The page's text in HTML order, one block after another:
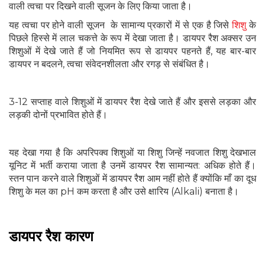
वाली त्वचा पर दिखने वाली सूजन के लिए किया जाता है।
यह त्वचा पर होने वाली सूजन के सामान्य प्रकारों में से एक है जिसेशिशुके
पिछले हिस्से में लाल चकत्ते के रूप में देखा जाता है। डायपर रैश अक्सर उन
शिशुओं में देखे जाते हैं जो नियमित रूप से डायपर पहनते हैं, यह बार-बार
डायपर न बदलने, त्वचा संवेदनशीलता और रगड़ से संबंधित है।
3-12 सप्ताह वाले शिशुओं में डायपर रैश देखे जाते हैं और इससे लड़का और
लड़की दोनों प्रभावित होते हैं।
यह देखा गया है कि अपरिपक्व शिशुओं या शिशु जिन्हें नवजात शिशु देखभाल
यूनिट में भर्ती कराया जाता है उनमें डायपर रैश सामान्यत: अधिक होते हैं।
स्तन पान करने वाले शिशुओं में डायपर रैश आम नहीं होते हैं क्योंकि माँ का दूध
शिशु के मल का pH कम करता है और उसे क्षारिय (Alkali) बनाता है।
डायपर रैश कारण